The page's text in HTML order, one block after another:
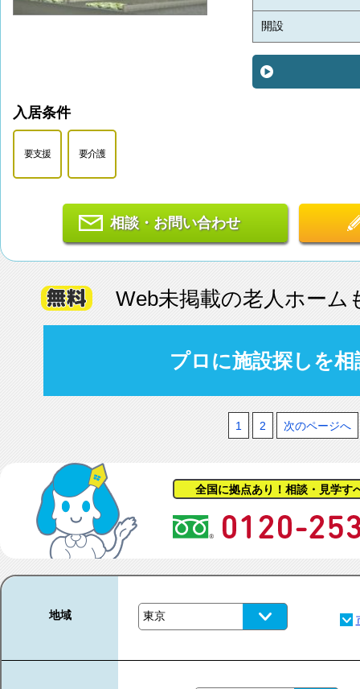
開設
入居条件
要支援 要介護
相談・お問い合わせ
Web未掲載の老人ホーム
プロに施設探しを
1 2 次のページへ
全国に拠点あり！相談・見学す
地域